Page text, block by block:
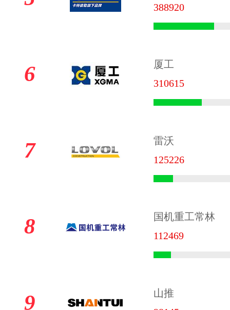
388920
6
厦工
310615
7
雷沃
125226
8
国机重工常林
112469
9
山推